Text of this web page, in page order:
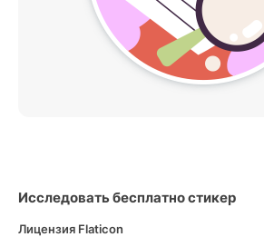
Исследовать бесплатно стикер
Лицензия Flaticon